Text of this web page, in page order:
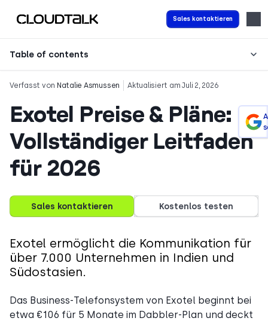
Sales kontaktieren
Table of contents
Verfasst von Natalie Asmussen Aktualisiert am Juli 2, 2026
Exotel Preise & Pläne:
Vollständiger Leitfaden
für 2026
Sales kontaktieren Kostenlos testen
Exotel ermöglicht die Kommunikation für
über 7.000 Unternehmen in Indien und
Südostasien.
Das Business-Telefonsystem von Exotel beginnt bei
etwa €106 für 5 Monate im Dabbler-Plan und deckt